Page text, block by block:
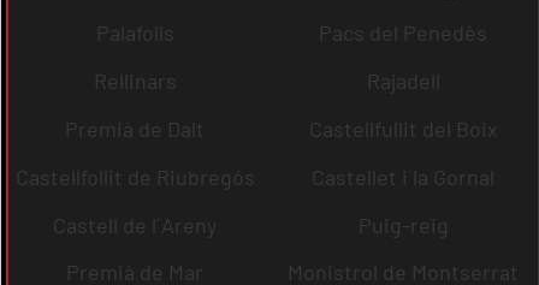
Palafolls
Pacs del Penedès
Rellinars
Rajadell
Premià de Dalt
Castellfullit del Boix
Castellfollit de Riubregós
Castellet i la Gornal
Castell de l´Areny
Puig-reig
Premià de Mar
Monistrol de Montserrat